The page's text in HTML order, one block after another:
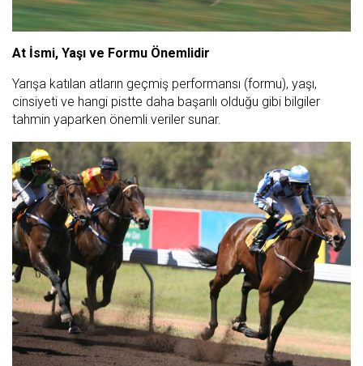
At İsmi, Yaşı ve Formu Önemlidir
Yarışa katılan atların geçmiş performansı (formu), yaşı,
cinsiyeti ve hangi pistte daha başarılı olduğu gibi bilgiler
tahmin yaparken önemli veriler sunar.